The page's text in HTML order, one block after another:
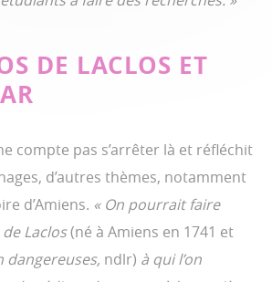
DE LACLOS ET
compte pas s’arrêter là et réfléchit
d’autres thèmes, notamment
d’Amiens. « On pourrait faire
Laclos(né à Amiens en 1741 et
dangereuses, ndlr) à qui l’on